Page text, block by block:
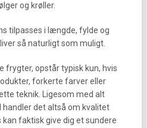
og krøller.
tilpasses i længde, fylde og
så naturligt som muligt.
frygter, opstår typisk kun, hvis
forkerte farver eller
teknik. Ligesom med alt
det altså om kvalitet
faktisk give dig et sundere